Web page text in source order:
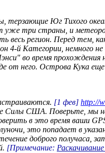
терзающие Юг Тихого
уже три страны, и
регион. Перед тем,
4-й Категории, немного
во время прохождения
от него. Острова Кука
[1 фев] http://
Силы США. Поверьте, мы
в это время ваши
это попадает в
доброго получаса,
[Примечание: